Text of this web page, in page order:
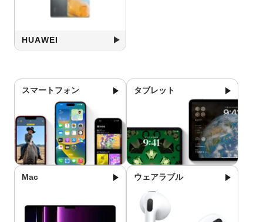
HUAWEI
スマートフォン タブレット
Mac ウェアラブル